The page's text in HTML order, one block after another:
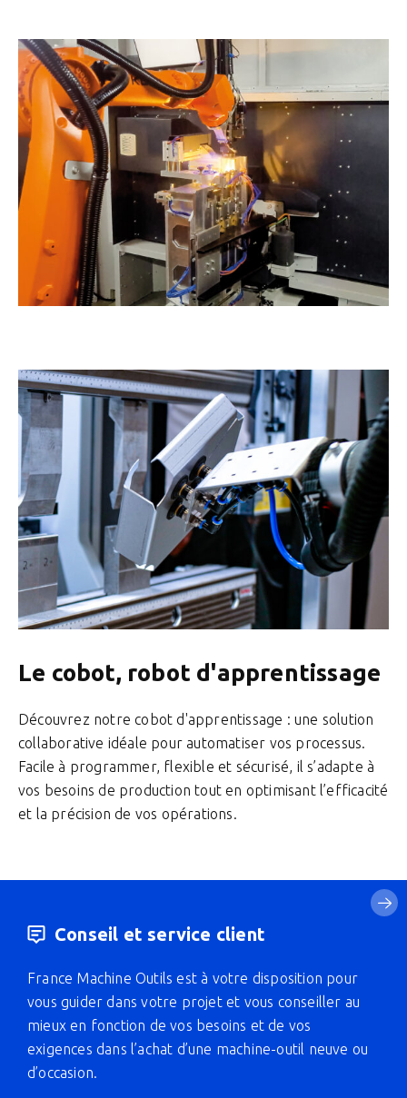
Le cobot, robot d'apprentissage
Découvrez notre cobot d'apprentissage : une solution
collaborative idéale pour automatiser vos processus.
Facile à programmer, flexible et sécurisé, il s’adapte à
vos besoins de production tout en optimisant l’efficacité
et la précision de vos opérations.
Conseil et service client
France Machine Outils est à votre disposition pour
vous guider dans votre projet et vous conseiller au
mieux en fonction de vos besoins et de vos
exigences dans l’achat d’une machine-outil neuve ou
d’occasion.